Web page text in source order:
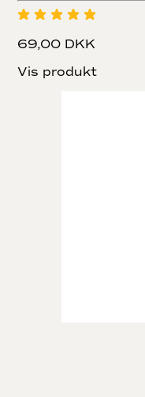
69,00 DKK
Vis produkt